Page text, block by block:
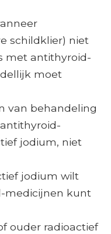
schildklier) niet
met antithyroid-
moet
van behandeling
jodium, niet
jodium wilt
medicijnen kunt
ouder radioactief